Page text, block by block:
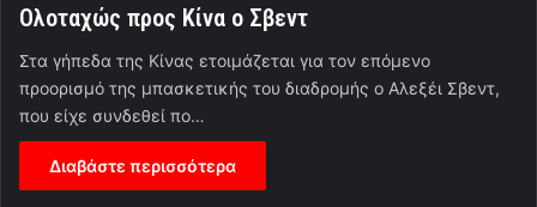
Ολοταχώς προς Κίνα ο Σβεντ
Στα γήπεδα της Κίνας ετοιμάζεται για τον επόμενο
προορισμό της μπασκετικής του διαδρομής ο Αλεξέι Σβεντ,
που είχε συνδεθεί πο…
Διαβάστε περισσότερα